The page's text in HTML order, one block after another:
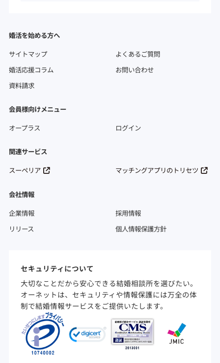
婚活を始める方へ
サイトマップ
よくあるご質問
婚活応援コラム
お問い合わせ
資料請求
会員様向けメニュー
オープラス
ログイン
関連サービス
スーペリア
マッチングアプリのトリセツ
会社情報
企業情報
採用情報
リリース
個人情報保護方針
セキュリティについて
大切なことだから安心できる結婚相談所を選びたい。
オーネットは、セキュリティや情報保護には万全の体
制で結婚情報サービスをご提供いたします。